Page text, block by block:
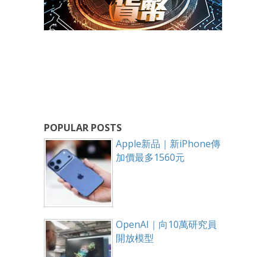
POPULAR POSTS
Apple新品｜新iPhone傳
加價最多1560元
OpenAI｜向10萬研究員
開放模型